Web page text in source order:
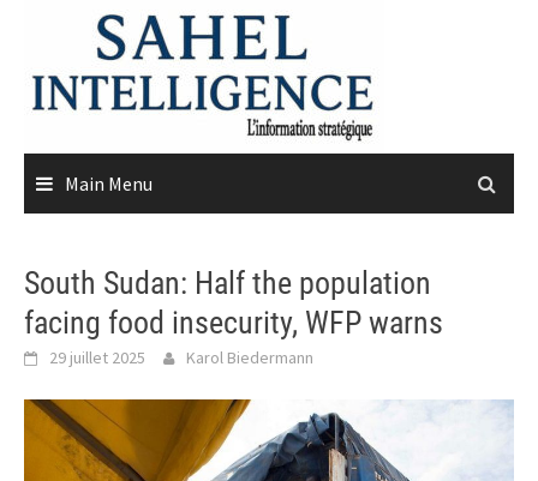
content
Main Menu
South Sudan: Half the population
facing food insecurity, WFP warns
29 juillet 2025 Karol Biedermann